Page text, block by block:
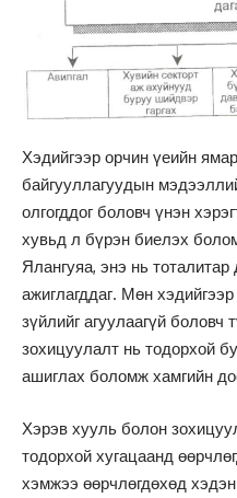
Хэдийгээр орчин үеийн
байгууллагуудын
олгогддог боловч үнэн
хувьд л бүрэн биелэх
Ялангуяа, энэ нь
ажиглагддаг. Мөн
зүйлийг агуулаагүй боловч
зохицуулалт нь тодорхой
ашиглах боломж хамгийн
Хэрэв хууль болон
тодорхой хугацаанд
хэмжээ өөрчлөгдөхөд